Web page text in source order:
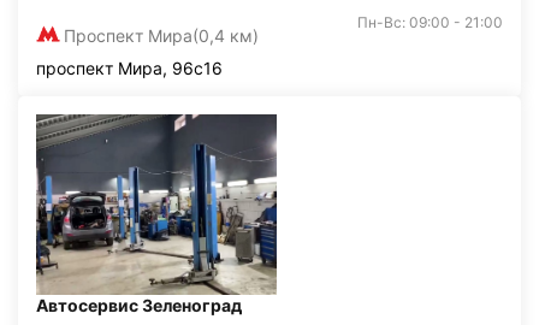
Проспект Мира(0,4 км)
Пн-Вс: 09:00 - 21:00
проспект Мира, 96с16
Автосервис Зеленоград